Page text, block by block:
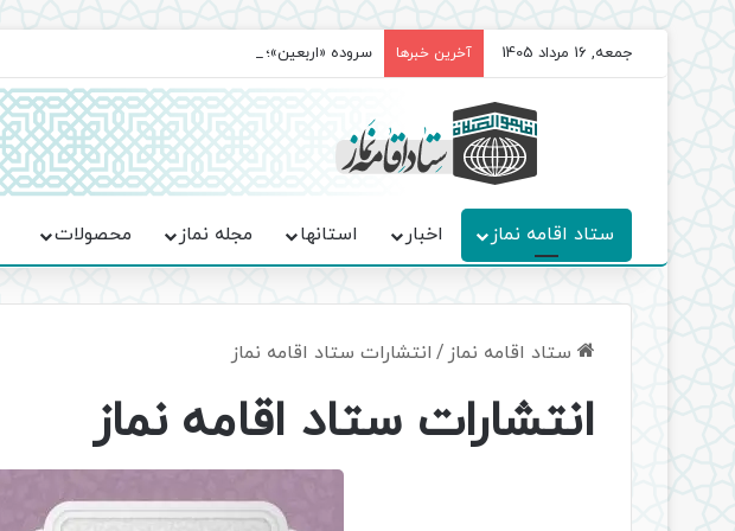
جمعه, 16 مرداد 1405 آخرین خبرها سروده‌ «اربعین»؛ روایت حماسه، استقامت و تمدن‌سازی
ستاد اقامه نماز اخبار استانها مجله نماز محصولات
ستاد اقامه نماز / انتشارات ستاد اقامه نماز
انتشارات ستاد اقامه نماز